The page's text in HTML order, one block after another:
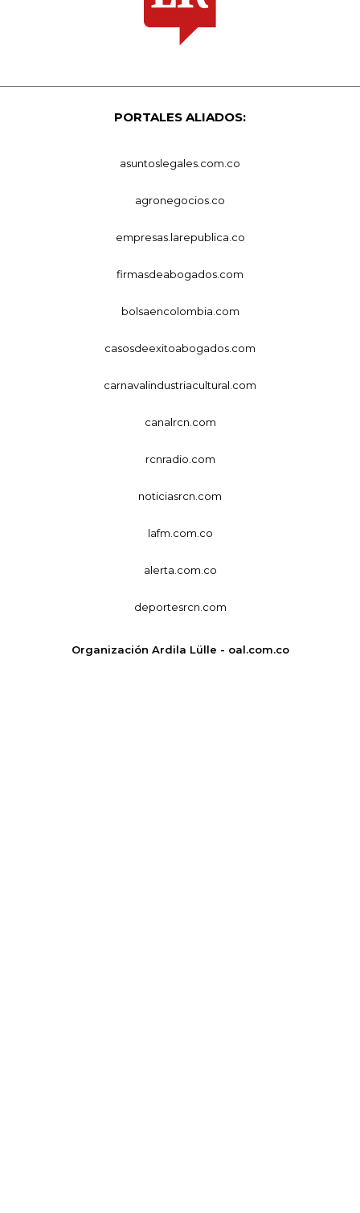
PORTALES ALIADOS:
asuntoslegales.com.co
agronegocios.co
empresas.larepublica.co
firmasdeabogados.com
bolsaencolombia.com
casosdeexitoabogados.com
carnavalindustriacultural.com
canalrcn.com
rcnradio.com
noticiasrcn.com
lafm.com.co
alerta.com.co
deportesrcn.com
Organización Ardila Lülle - oal.com.co